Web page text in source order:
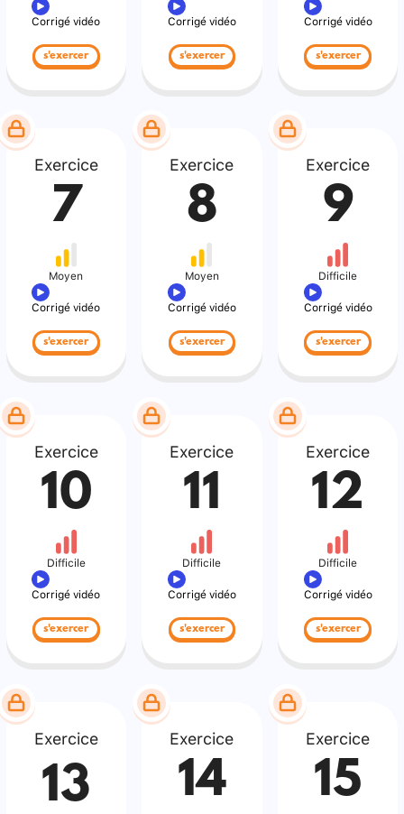
Corrigé vidéo
s'exercer
Corrigé vidéo
s'exercer
Corrigé vidéo
s'exercer
Exercice
7
Moyen
Corrigé vidéo
s'exercer
Exercice
8
Moyen
Corrigé vidéo
s'exercer
Exercice
9
Difficile
Corrigé vidéo
s'exercer
Exercice
10
Difficile
Corrigé vidéo
s'exercer
Exercice
11
Difficile
Corrigé vidéo
s'exercer
Exercice
12
Difficile
Corrigé vidéo
s'exercer
Exercice
13
Exercice
14
Exercice
15